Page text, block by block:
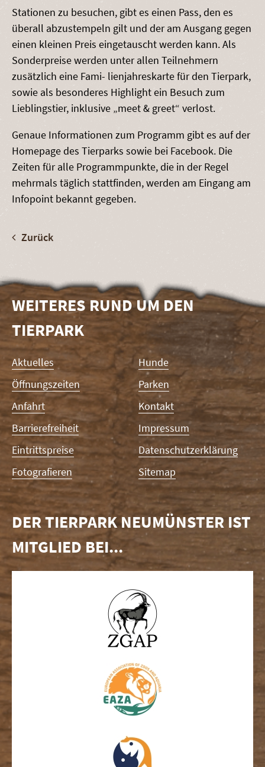
Stationen zu besuchen, gibt es einen Pass, den es
überall abzustempeln gilt und der am Ausgang gegen
einen kleinen Preis eingetauscht werden kann. Als
Sonderpreise werden unter allen Teilnehmern
zusätzlich eine Fami- lienjahreskarte für den Tierpark,
sowie als besonderes Highlight ein Besuch zum
Lieblingstier, inklusive „meet & greet“ verlost.
Genaue Informationen zum Programm gibt es auf der
Homepage des Tierparks sowie bei Facebook. Die
Zeiten für alle Programmpunkte, die in der Regel
mehrmals täglich stattfinden, werden am Eingang am
Infopoint bekannt gegeben.
Zurück
WEITERES RUND UM DEN
TIERPARK
Navigation
überspringen
Aktuelles
Öffnungszeiten
Anfahrt
Barrierefreiheit
Eintrittspreise
Fotografieren
Hunde
Parken
Kontakt
Impressum
Datenschutzerklärung
Sitemap
DER TIERPARK NEUMÜNSTER IST
MITGLIED BEI...